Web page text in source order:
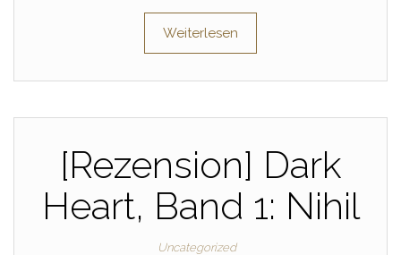
Weiterlesen
[Rezension] Dark
Heart, Band 1: Nihil
Uncategorized